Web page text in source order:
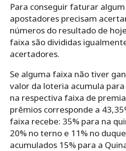
Para conseguir faturar
apostadores precisam
números do resultado de
faixa são divididas
acertadores.
Se alguma faixa não tiver
valor da loteria acumula
na respectiva faixa de
prêmios corresponde a
faixa recebe: 35% para na
20% no terno e 11% no
acumulados 15% para a